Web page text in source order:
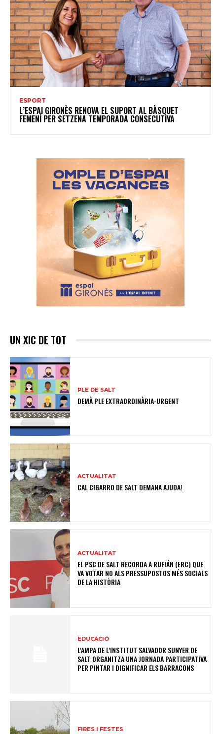
ESPORT
L’ESPAI GIRONÈS RENOVA EL SUPORT AL BÀSQUET
FEMENÍ PER SETZENA TEMPORADA CONSECUTIVA
UN XIC DE TOT
PLE DE SALT
DEMÀ PLE EXTRAORDINÀRIA-URGENT
ACTUALITAT
CAL CIGARRO DE SALT DEMANA AJUDA!
ACTUALITAT
EL PSC DE SALT RECORDA A RUFIÁN (ERC) QUE
VA VOTAR NO ALS PRESSUPOSTOS MÉS SOCIALS
DE LA HISTÒRIA
EDUCACIÓ
L'AMPA DE L'INSTITUT SALVADOR SUNYER DE
SALT ORGANITZA UNA JORNADA PARTICIPATIVA
PER PINTAR I DIGNIFICAR ELS BARRACONS
FIRES I FESTES